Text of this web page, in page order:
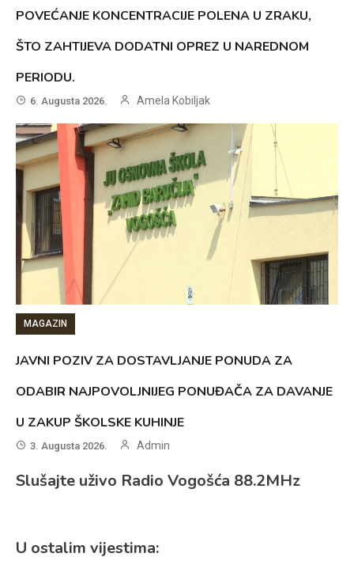
POVEĆANJE KONCENTRACIJE POLENA U ZRAKU,
ŠTO ZAHTIJEVA DODATNI OPREZ U NAREDNOM
PERIODU.
6. Augusta 2026. Amela Kobiljak
MAGAZIN
JAVNI POZIV ZA DOSTAVLJANJE PONUDA ZA
ODABIR NAJPOVOLJNIJEG PONUĐAČA ZA DAVANJE
U ZAKUP ŠKOLSKE KUHINJE
3. Augusta 2026. Admin
Slušajte uživo Radio Vogošća 88.2MHz
U ostalim vijestima: